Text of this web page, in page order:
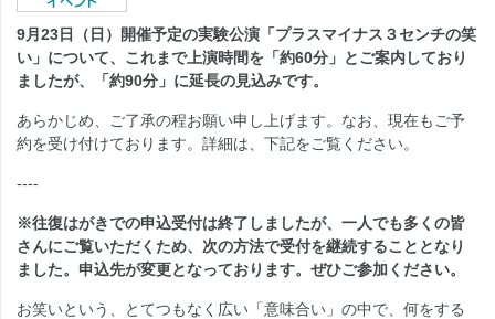
9月23日（日）開催予定の実験公演「プラスマイナス３センチの笑
い」について、これまで上演時間を「約60分」とご案内しており
ましたが、「約90分」に延長の見込みです。
あらかじめ、ご了承の程お願い申し上げます。なお、現在もご予
約を受け付けております。詳細は、下記をご覧ください。
----
※往復はがきでの申込受付は終了しましたが、一人でも多くの皆
さんにご覧いただくため、次の方法で受付を継続することとなり
ました。申込先が変更となっております。ぜひご参加ください。
お笑いという、とてつもなく広い「意味合い」の中で、何をする